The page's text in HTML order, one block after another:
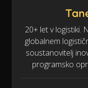
20+ let v logistiki.
globalnem
soustanovitelj
programsko